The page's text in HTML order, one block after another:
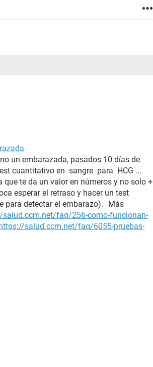
un embarazada, pasados 10 días de
cuantitativo en sangre para HCG ...
que te da un valor en números y no solo +
esperar el retraso y hacer un test
para detectar el embarazo). Más
salud.ccm.net/faq/256-como-funcionan-
salud.ccm.net/faq/6055-pruebas-